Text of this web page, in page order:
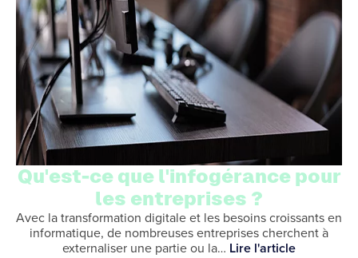
Qu'est-ce que l'infogérance pour
les entreprises ?
Avec la transformation digitale et les besoins croissants en
informatique, de nombreuses entreprises cherchent à
externaliser une partie ou la… Lire l'article